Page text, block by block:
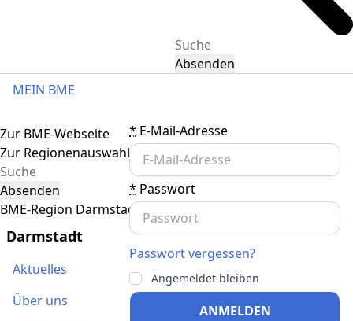
Absenden
MEIN BME
* E-Mail-Adresse
* Passwort
Passwort vergessen?
Angemeldet bleiben
ANMELDEN
Toggle navigation
Zur BME-Webseite
Zur Regionenauswahl
Absenden
BME-Region Darmstadt
Darmstadt
Aktuelles
Über uns